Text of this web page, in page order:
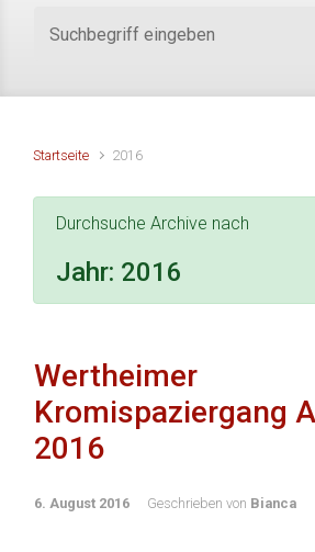
Startseite 2016
Durchsuche Archive nach
Jahr: 2016
Wertheimer
Kromispaziergang
2016
6. August 2016 Geschrieben von Bianca